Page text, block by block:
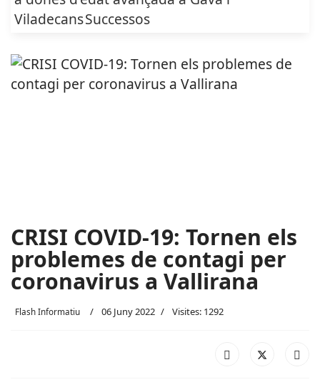
ViladecansSuccessos
CRISI COVID-19: Tornen els
problemes de contagi per
coronavirus a Vallirana
Flash Informatiu 06 Juny 2022 Visites: 1292